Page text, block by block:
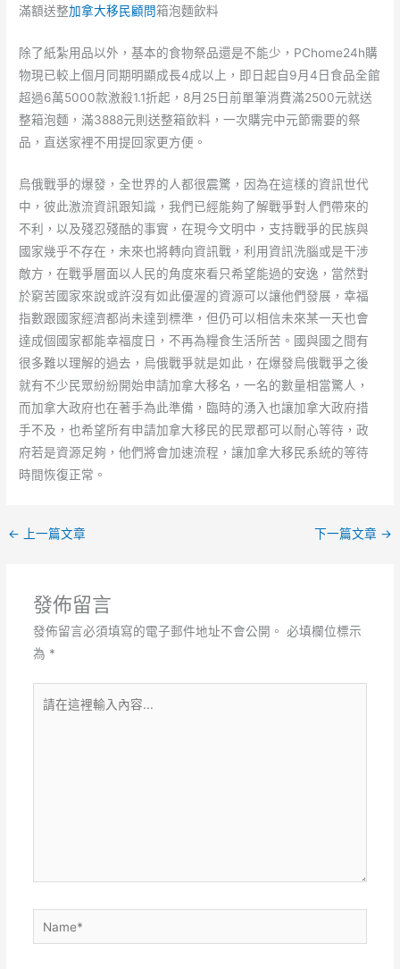
滿額送整加拿大移民顧問箱泡麵飲料
除了紙紮用品以外，基本的食物祭品還是不能少，PChome24h購
物現已較上個月同期明顯成長4成以上，即日起自9月4日食品全館
超過6萬5000款激殺1.1折起，8月25日前單筆消費滿2500元就送
整箱泡麵，滿3888元則送整箱飲料，一次購完中元節需要的祭
品，直送家裡不用提回家更方便。
烏俄戰爭的爆發，全世界的人都很震驚，因為在這樣的資訊世代
中，彼此激流資訊跟知識，我們已經能夠了解戰爭對人們帶來的
不利，以及殘忍殘酷的事實，在現今文明中，支持戰爭的民族與
國家幾乎不存在，未來也將轉向資訊戰，利用資訊洗腦或是干涉
敵方，在戰爭層面以人民的角度來看只希望能過的安逸，當然對
於窮苦國家來說或許沒有如此優渥的資源可以讓他們發展，幸福
指數跟國家經濟都尚未達到標準，但仍可以相信未來某一天也會
達成個國家都能幸福度日，不再為糧食生活所苦。國與國之間有
很多難以理解的過去，烏俄戰爭就是如此，在爆發烏俄戰爭之後
就有不少民眾紛紛開始申請加拿大移名，一名的數量相當驚人，
而加拿大政府也在著手為此準備，臨時的湧入也讓加拿大政府措
手不及，也希望所有申請加拿大移民的民眾都可以耐心等待，政
府若是資源足夠，他們將會加速流程，讓加拿大移民系統的等待
時間恢復正常。
← 上一篇文章 下一篇文章 →
發佈留言
發佈留言必須填寫的電子郵件地址不會公開。 必填欄位標示
為 *
在
Name*